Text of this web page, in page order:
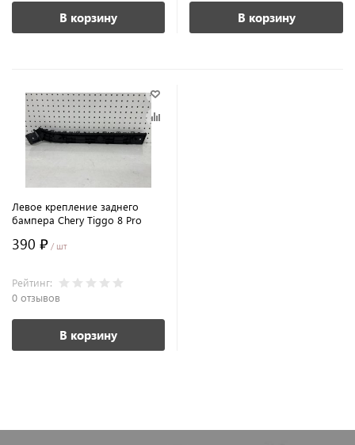
В корзину В корзину
Левое крепление заднего
бампера Chery Tiggo 8 Pro
390 ₽ / шт
Рейтинг:
0 отзывов
В корзину